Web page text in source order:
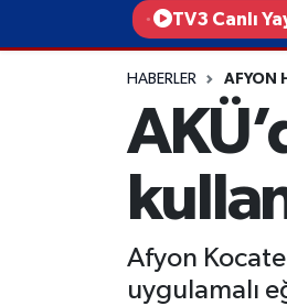
TV3 Canlı
HABERLER AFYON
Afyon
uygulamalı
Afyon Haber
Afyonkarahisar Hava
Afyonkarahisar Trafik
Süper Lig Puan Durumu
Son Dakika Haberleri